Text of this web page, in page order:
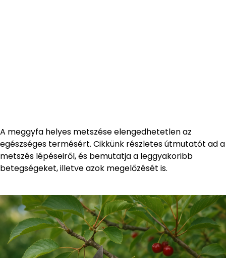
A meggyfa helyes metszése elengedhetetlen az
egészséges termésért. Cikkünk részletes útmutatót ad a
metszés lépéseiről, és bemutatja a leggyakoribb
betegségeket, illetve azok megelőzését is.